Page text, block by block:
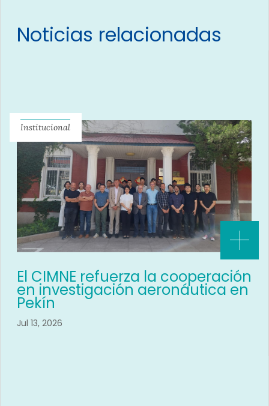
Noticias relacionadas
Institucional
El CIMNE refuerza la cooperación
en investigación aeronáutica en
Pekín
Jul 13, 2026